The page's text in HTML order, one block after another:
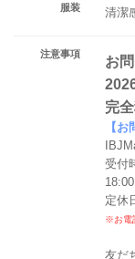
服装 清潔
注意事項
お
完
【
受付
18:00
定休
※お電
友だ